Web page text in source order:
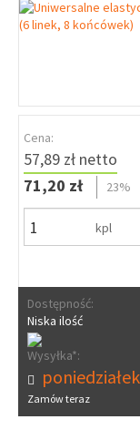
Cena:
57,89 zł netto
71,20 zł
23%
kpl
Dostępność:
Niska ilość
Wysyłka*:
poniedziałek
Zamów teraz